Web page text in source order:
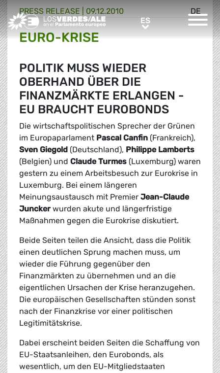
Greens/EFA Home ESES
DE
PRESS RELEASE | 09.12.2010
EURO-KRISE
POLITIK MUSS WIEDER
OBERHAND ÜBER DIE
FINANZMÄRKTE ERLANGEN -
EU BRAUCHT EUROBONDS
Die wirtschaftspolitischen Sprecher der Grünen
im Europaparlament Pascal Canfin (Frankreich),
Sven Giegold (Deutschland), Philippe Lamberts
(Belgien) und Claude Turmes (Luxemburg) waren
gestern zu einem Arbeitsbesuch zur Eurokrise in
Luxemburg. Bei einem längeren
Meinungsaustausch mit Premier Jean-Claude
Junckerwurden akute und längerfristige
Maßnahmen gegen die Eurokrise diskutiert.
Beide Seiten teilen die Ansicht, dass die Politik
einen deutlichen Sprung machen muss, um
wieder die Führung gegenüber den
Finanzmärkten zu übernehmen und an die
eigentlichen Ursachen der Krise heranzugehen.
Die europäischen Gesellschaften stünden sonst
nach der Finanzkrise vor einer politischen
Legitimitätskrise.
Dabei erscheint beiden Seiten die Schaffung von
EU-Staatsanleihen, den Eurobonds, als
wesentlich, um den EU-Mitgliedstaaten